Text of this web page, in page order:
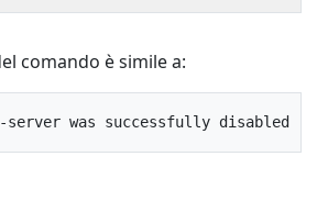
comando è simile a: